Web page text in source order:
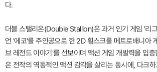
다.
더블 스탤리온(Double Stallion)은 과거 인기 게임 '리
언 '에코'를 주인공으로 한 2D 횡스크롤 메트로배니아
브 레전드 이야기'를 선보이며 액션 게임 개발력을 입
은 전작의 역동적인 액션 감각을 살리는 동시에, 다크